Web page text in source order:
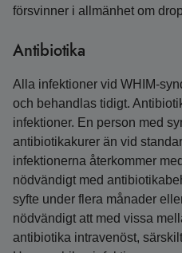
försvinner i allmänhet om
Antibiotika
Alla infektioner vid WHIM-
och behandlas tidigt.
infektioner. En person med
antibiotikakurer än vid
infektionerna återkommer
nödvändigt med
syfte under flera månader
nödvändigt att med vissa
antibiotika intravenöst,